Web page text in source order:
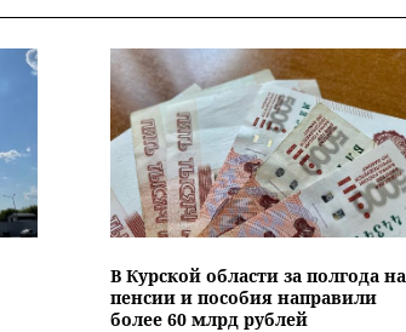
В Курской области за полгода на
пенсии и пособия направили
более 60 млрд рублей